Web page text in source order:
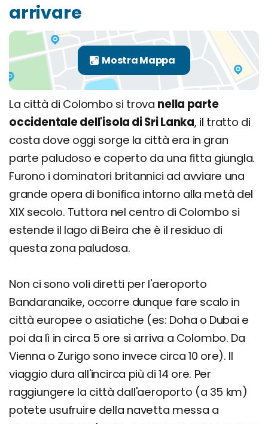
arrivare
La città di Colombo si trova nella parte
occidentale dell'isola di Sri Lanka, il tratto di
costa dove oggi sorge la città era in gran
parte paludoso e coperto da una fitta giungla.
Furono i dominatori britannici ad avviare una
grande opera di bonifica intorno alla metà del
XIX secolo. Tuttora nel centro di Colombo si
estende il lago di Beira che è il residuo di
questa zona paludosa.
Non ci sono voli diretti per l'aeroporto
Bandaranaike, occorre dunque fare scalo in
città europee o asiatiche (es: Doha o Dubai e
poi da lì in circa 5 ore si arriva a Colombo. Da
Vienna o Zurigo sono invece circa 10 ore). Il
viaggio dura all'incirca più di 14 ore. Per
raggiungere la città dall'aeroporto (a 35 km)
potete usufruire della navetta messa a